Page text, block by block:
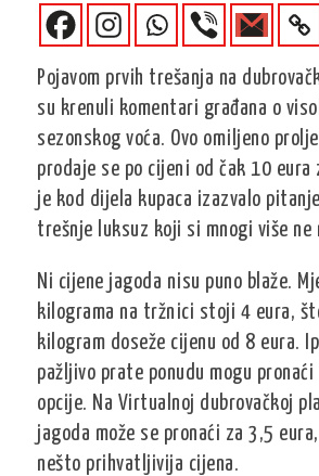
Pojavom prvih trešanja na
su krenuli komentari građana o
sezonskog voća. Ovo omiljeno
prodaje se po cijeni od čak 10
je kod dijela kupaca izazvalo
trešnje luksuz koji si mnogi više
Ni cijene jagoda nisu puno blaže.
kilograma na tržnici stoji 4 eura,
kilogram doseže cijenu od 8 eura.
pažljivo prate ponudu mogu
opcije. Na Virtualnoj dubrovačkoj
jagoda može se pronaći za 3,5
nešto prihvatljivija cijena.